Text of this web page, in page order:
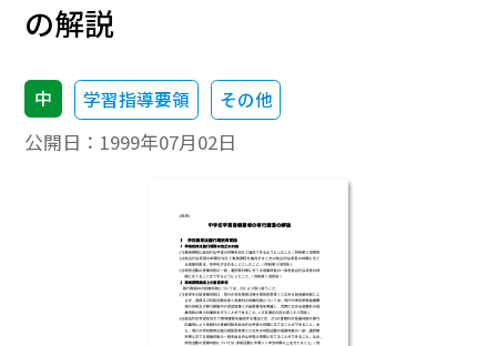
の解説
中 学習指導要領 その他
公開日： 1999年07月02日